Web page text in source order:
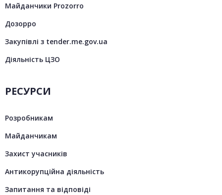
Майданчики Prozorro
Дозорро
Закупівлі з tender.me.gov.ua
Діяльність ЦЗО
РЕСУРСИ
Розробникам
Майданчикам
Захист учасників
Антикорупційна діяльність
Запитання та відповіді